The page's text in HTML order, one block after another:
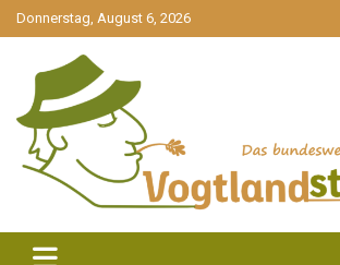
gehe
zum
Donnerstag, August 6, 2026
Vogtlandstreicher